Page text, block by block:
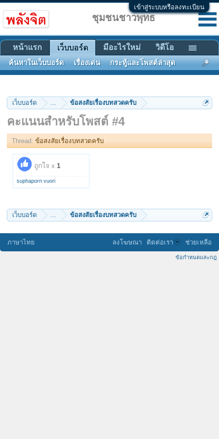
เข้าสู่ระบบหรือลงทะเบียน
เว็บบอร์ด ... ข้อสงสัยเรื่องบทสวดครับ
คะแนนสำหรับโพสต์ #4
Thread: ข้อสงสัยเรื่องบทสวดครับ
ถูกใจ x 1
suphaporn vuori
เว็บบอร์ด ... ข้อสงสัยเรื่องบทสวดครับ
ชุมชนชาวพุทธ
หน้าแรก เว็บบอร์ด
ค้นหาในเว็บบอร์ด เรื่องเด่น กระทู้และโพสต์ล่าสุด
มีอะไรใหม่ วิดีโอ
ภาษาไทย ลงโฆษณา ติดต่อเรา ช่วยเหลือ
ข้อกำหนดและกฎ